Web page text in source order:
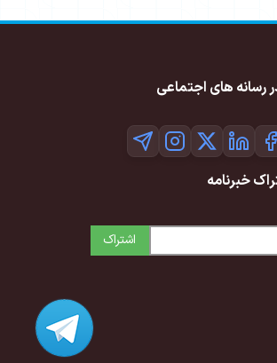
رسانه های اجتماعی
خبرنامه
اشتراک